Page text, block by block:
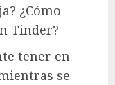
¿Cómo
Tinder?
tener en
se